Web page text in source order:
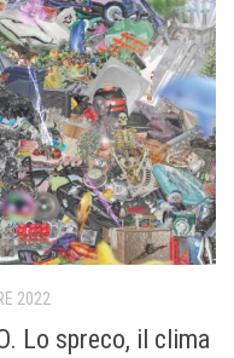
2022
Lo spreco, il clima